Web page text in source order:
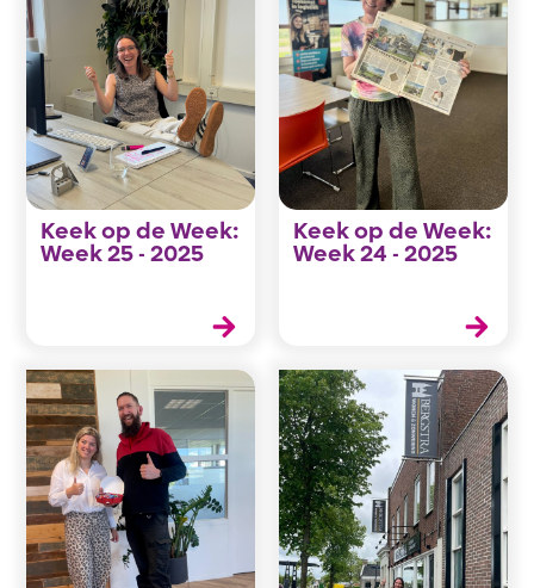
Keek op de Week:
Week 25 - 2025
Keek op de Week:
Week 24 - 2025